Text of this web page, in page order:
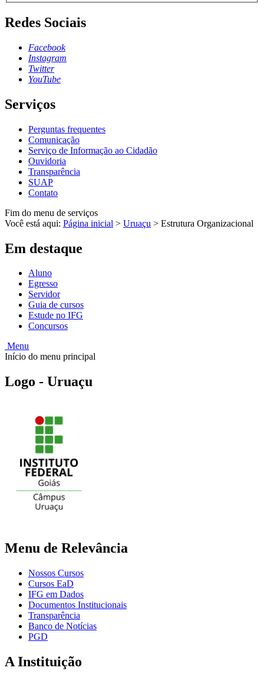
Redes Sociais
Facebook
Instagram
Twitter
YouTube
Serviços
Perguntas frequentes
Comunicação
Serviço de Informação ao Cidadão
Ouvidoria
Transparência
SUAP
Contato
Fim do menu de serviços
Você está aqui: Página inicial > Uruaçu > Estrutura Organizacional
Em destaque
Aluno
Egresso
Servidor
Guia de cursos
Estude no IFG
Concursos
Menu
Início do menu principal
Logo - Uruaçu
Menu de Relevância
Nossos Cursos
Cursos EaD
IFG em Dados
Documentos Institucionais
Transparência
Banco de Notícias
PGD
A Instituição